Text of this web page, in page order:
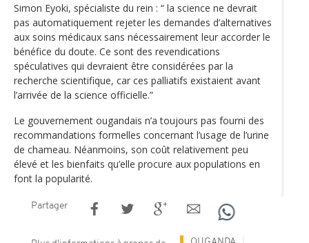
Simon Eyoki, spécialiste du rein : “ la science ne devrait
pas automatiquement rejeter les demandes d’alternatives
aux soins médicaux sans nécessairement leur accorder le
bénéfice du doute. Ce sont des revendications
spéculatives qui devraient être considérées par la
recherche scientifique, car ces palliatifs existaient avant
l’arrivée de la science officielle.”
Le gouvernement ougandais n’a toujours pas fourni des
recommandations formelles concernant l’usage de l’urine
de chameau. Néanmoins, son coût relativement peu
élevé et les bienfaits qu’elle procure aux populations en
font la popularité.
Partager